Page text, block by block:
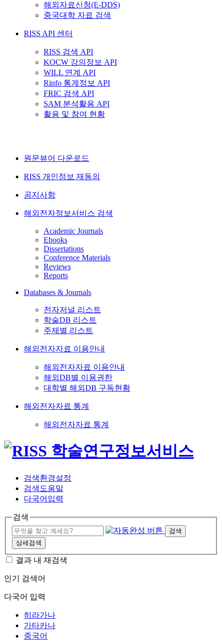
해외자료신청(E-DDS)
중국대학 자료 검색
RISS API 센터
RISS 검색 API
KOCW 강의정보 API
WILL 연계 API
Rinfo 통계정보 API
FRIC 검색 API
SAM 분석활용 API
활용 및 참여 현황
원문뷰어 다운로드
RISS 개인정보 재동의
공지사항
해외전자정보서비스 검색
Academic Journals
Ebooks
Dissertations
Conference Materials
Reviews
Reports
Databases & Journals
전자저널 리스트
학술DB 리스트
주제별 리스트
해외전자자료 이용안내
해외전자자료 이용안내
해외DB별 이용권한
대학별 해외DB 구독현황
해외전자자료 통계
해외전자자료 통계
검색환경설정
검색도움말
다국어입력
검색
검색
상세검색
결과 내 재검색
인기 검색어
다국어 입력
히라가나
가타카나
중국어